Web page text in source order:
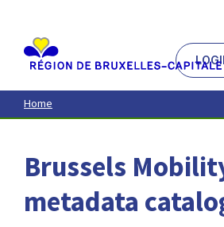
contenu
principal
Home
Brussels
metadata